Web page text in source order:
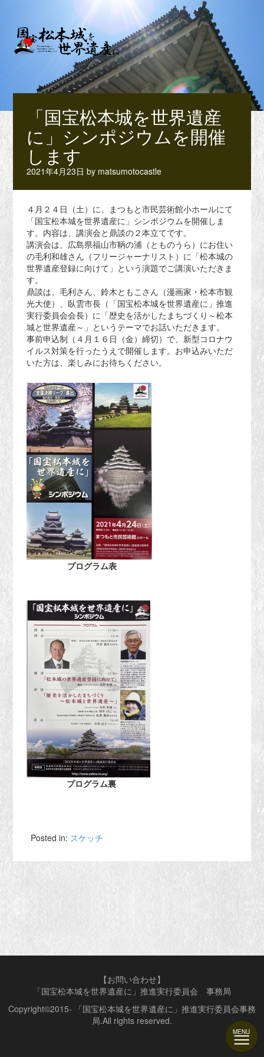
「国宝松本城を世界遺産
に」シンポジウムを開催
します
2021年4月23日 by matsumotocastle
４月２４日（土）に、まつもと市民芸術館小ホールにて
「国宝松本城を世界遺産に」シンポジウムを開催しま
す。内容は、講演会と鼎談の２本立てです。
講演会は、広島県福山市鞆の浦（とものうら）にお住い
の毛利和雄さん（フリージャーナリスト）に「松本城の
世界遺産登録に向けて」という演題でご講演いただきま
す。
鼎談は、毛利さん、鈴木ともこさん（漫画家・松本市観
光大使）、臥雲市長（「国宝松本城を世界遺産に」推進
実行委員会会長）に「歴史を活かしたまちづくり～松本
城と世界遺産～」というテーマでお話いただきます。
事前申込制（４月１６日（金）締切）で、新型コロナウ
イルス対策を行ったうえで開催します。お申込みいただ
いた方は、楽しみにお待ちください。
プログラム表
プログラム裏
Posted in: スケッチ
【お問い合わせ】
「国宝松本城を世界遺産に」推進実行委員会 事務局
Copyright©2015- 「国宝松本城を世界遺産に」推進実行委員会事務
局.All rights reserved.